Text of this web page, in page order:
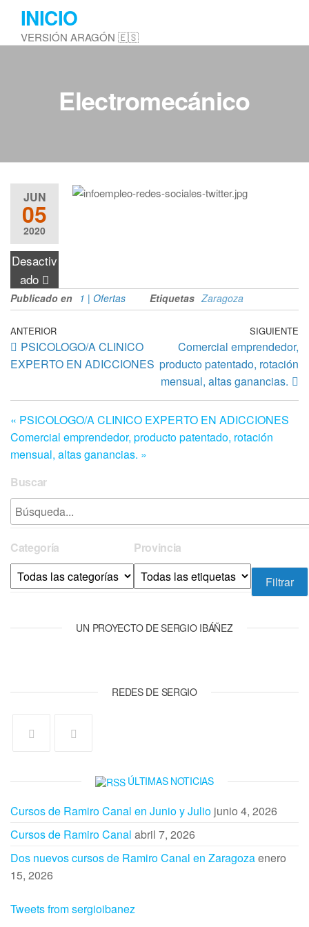
Saltar
contenido
INICIO
VERSIÓN ARAGÓN 🇪🇸
Electromecánico
JUN
05
2020
Desactiv
ado
Publicado en 1 | Ofertas Etiquetas Zaragoza
Navegación
de
Entrada
anterior
ANTERIOR
PSICOLOGO/A CLINICO
EXPERTO EN ADICCIONES
SIGUIENTE
Comercial emprendedor,
producto patentado, rotación
mensual, altas ganancias.
« PSICOLOGO/A CLINICO EXPERTO EN ADICCIONES
Comercial emprendedor, producto patentado, rotación
mensual, altas ganancias. »
Buscar
Categoría Provincia
UN PROYECTO DE SERGIO IBÁÑEZ
REDES DE SERGIO
ÚLTIMAS NOTICIAS
Cursos de Ramiro Canal en Junio y Julio junio 4, 2026
Cursos de Ramiro Canal abril 7, 2026
Dos nuevos cursos de Ramiro Canal en Zaragozaenero
15, 2026
Tweets from sergioibanez